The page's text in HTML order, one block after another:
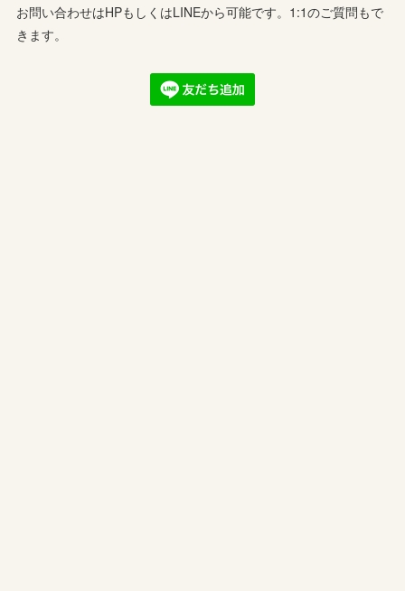
お問い合わせはHPもしくはLINEから可能です。1:1のご質問もで
きます。